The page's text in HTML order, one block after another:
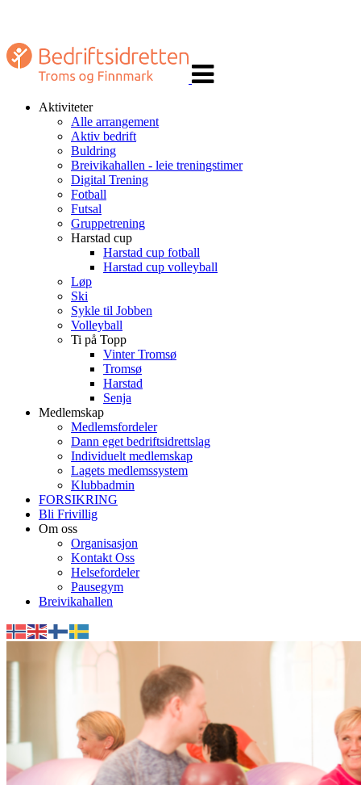
navigasjon
Aktiviteter
Alle arrangement
Aktiv bedrift
Buldring
Breivikahallen - leie treningstimer
Digital Trening
Fotball
Futsal
Gruppetrening
Harstad cup
Harstad cup fotball
Harstad cup volleyball
Løp
Ski
Sykle til Jobben
Volleyball
Ti på Topp
Vinter Tromsø
Tromsø
Harstad
Senja
Medlemskap
Medlemsfordeler
Dann eget bedriftsidrettslag
Individuelt medlemskap
Lagets medlemssystem
Klubbadmin
FORSIKRING
Bli Frivillig
Om oss
Organisasjon
Kontakt Oss
Helsefordeler
Pausegym
Breivikahallen